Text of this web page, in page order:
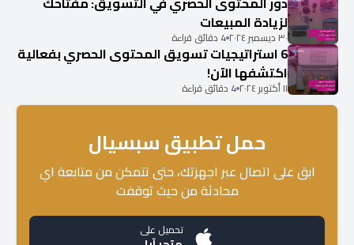
لزيادة المبيعات
٣٠ ديسمبر ٢٠٢٤ 4 دقائق قراءة
6 استراتيجيات تسويق المحتوى الحصري بفعالية
اكتشفها الآن!
١١ أكتوبر ٢٠٢٤ 4 دقائق قراءة
حمل تطبيق سبسيال
ابق على اتصال عبر اجهزتك، حتى تتمكن من متابعة اي
محادثة من حيث توقفت
تحميل على